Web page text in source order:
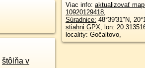
štôlňa v
Viac info: aktualizovať
10920129418,
Súradnice: 48°39'31"N,
stiahni GPX, lon:
locality: Gočaltovo,